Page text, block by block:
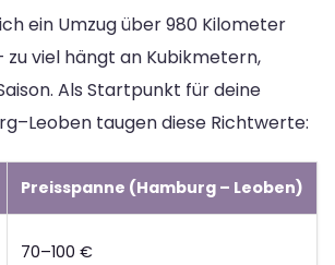
ein Umzug über 980 Kilometer
viel hängt an Kubikmetern,
Als Startpunkt für deine
taugen diese Richtwerte:
Preisspanne (Hamburg – Leoben)
70–100 €